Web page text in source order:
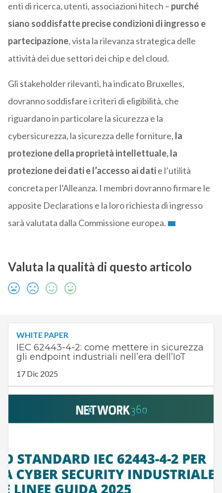
enti di ricerca, utenti, associazioni hitech – purché
siano soddisfatte precise condizioni di ingresso e
partecipazione, vista la rilevanza strategica delle
attività dei due settori dei chip e del cloud.
Gli stakeholder rilevanti, ha indicato Bruxelles,
dovranno soddisfare i criteri di eligibilità, che
riguardano in particolare la sicurezza e la
cybersicurezza, la sicurezza delle forniture, la
protezione della proprietà intellettuale, la
protezione dei dati e l’accesso ai datie l’utilità
concreta per l’Alleanza. I membri dovranno firmare le
apposite Declarations e la loro richiesta di ingresso
sarà valutata dalla Commissione europea.
Valuta la qualità di questo articolo
WHITE PAPER
IEC 62443-4-2: come mettere in sicurezza
gli endpoint industriali nell’era dell’IoT
17 Dic 2025